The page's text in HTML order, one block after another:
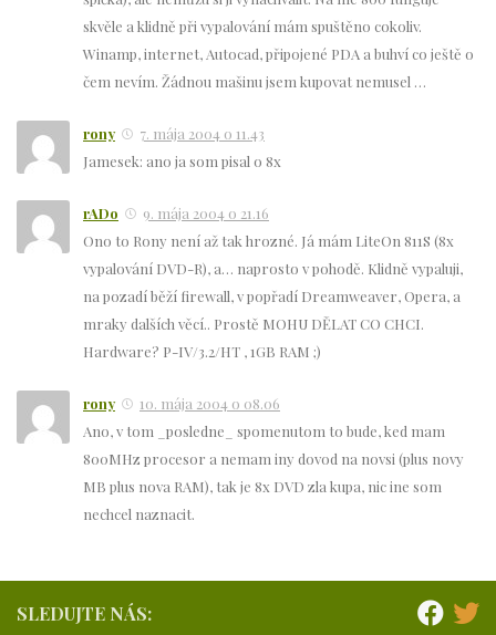
skvěle a klidně při vypalování mám spuštěno cokoliv.
Winamp, internet, Autocad, připojené PDA a buhví co ještě o
čem nevím. Žádnou mašinu jsem kupovat nemusel …
rony
7. mája 2004 o 11.43
Jamesek: ano ja som pisal o 8x
rADo
9. mája 2004 o 21.16
Ono to Rony není až tak hrozné. Já mám LiteOn 811S (8x
vypalování DVD-R), a… naprosto v pohodě. Klidně vypaluji,
na pozadí běží firewall, v popřadí Dreamweaver, Opera, a
mraky dalších věcí.. Prostě MOHU DĚLAT CO CHCI.
Hardware? P-IV/3.2/HT , 1GB RAM ;)
rony
10. mája 2004 o 08.06
Ano, v tom _posledne_ spomenutom to bude, ked mam
800MHz procesor a nemam iny dovod na novsi (plus novy
MB plus nova RAM), tak je 8x DVD zla kupa, nic ine som
nechcel naznacit.
SLEDUJTE NÁS: